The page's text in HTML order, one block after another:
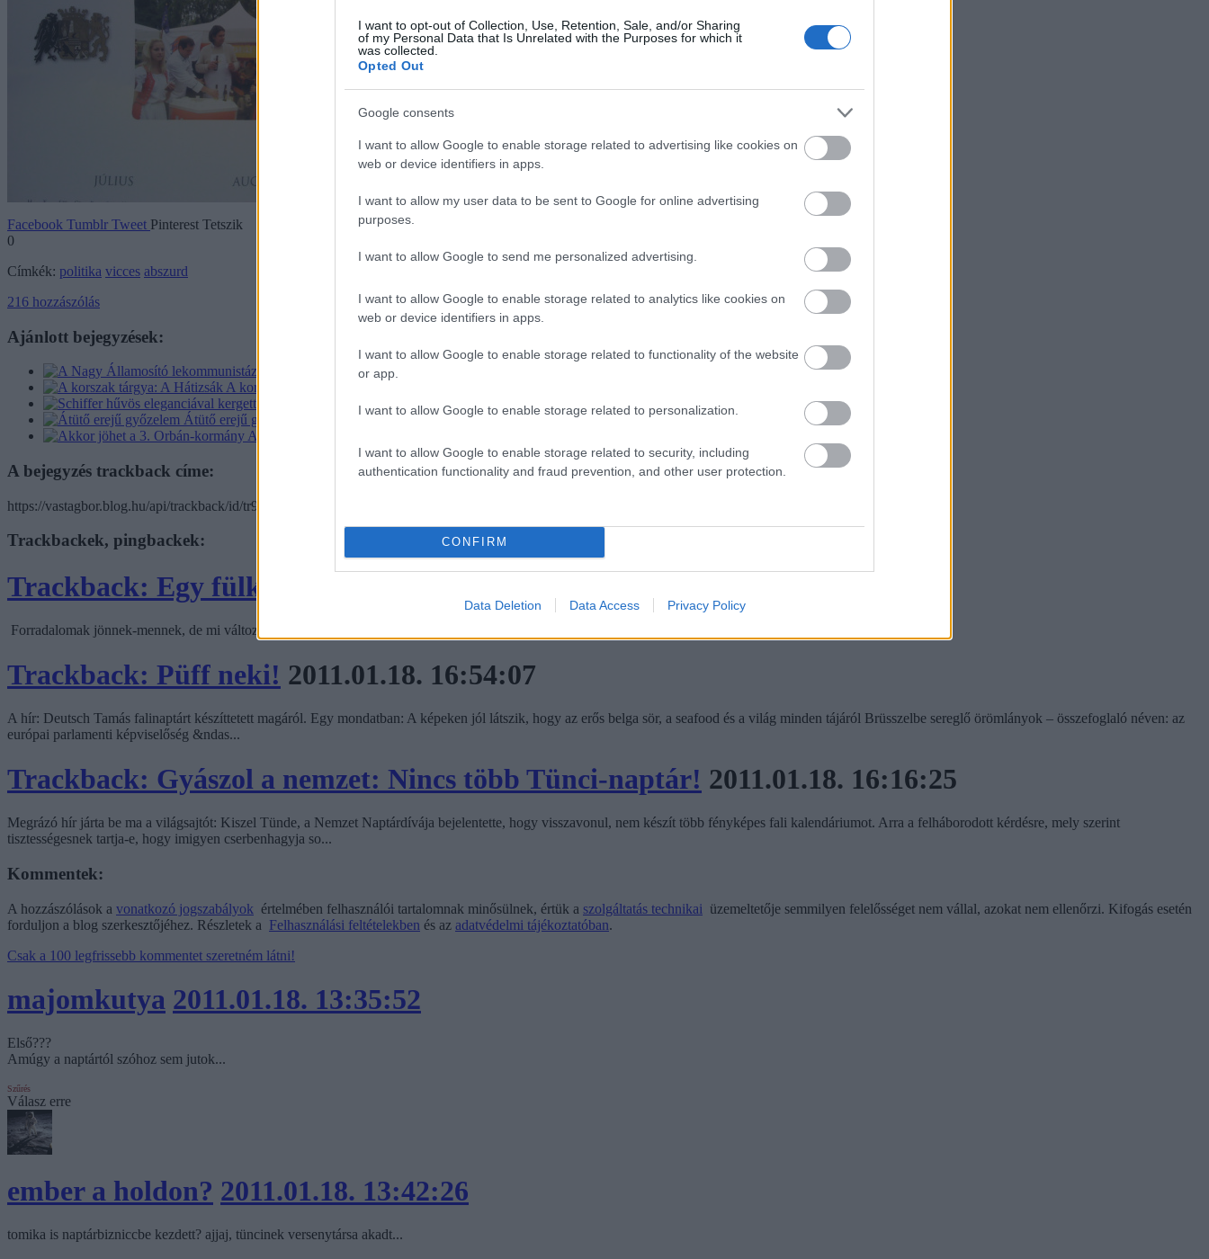
I want to opt-out of Collection, Use, Retention, Sale, and/or Sharing
of my Personal Data that Is Unrelated with the Purposes for which it
was collected.
Opted Out
Google consents
I want to allow Google to enable storage related to advertising like cookies on
web or device identifiers in apps.
I want to allow my user data to be sent to Google for online advertising
purposes.
I want to allow Google to send me personalized advertising.
I want to allow Google to enable storage related to analytics like cookies on
web or device identifiers in apps.
I want to allow Google to enable storage related to functionality of the website
or app.
I want to allow Google to enable storage related to personalization.
I want to allow Google to enable storage related to security, including
authentication functionality and fraud prevention, and other user protection.
CONFIRM
Data Deletion Data Access Privacy Policy
Facebook Tumblr Tweet Pinterest Tetszik
0
Címkék: politika vicces abszurd
216 hozzászólás
Ajánlott bejegyzések:
A Nagy Államosító lekommunistázta a Hír24 újságíróját
A korszak tárgya: A Hátizsák
Schiffer hűvös eleganciával kergette az őrületbe Kálmán Olgát
Átütő erejű győzelem
Akkor jöhet a 3. Orbán-kormány
A bejegyzés trackback címe:
https://vastagbor.blog.hu/api/trackback/id/tr912592717
Trackbackek, pingbackek:
Trackback: Egy fülke forradalom margójára
Forradalomak jönnek-mennek, de mi változik tartósan?
Trackback: Püff neki! 2011.01.18. 16:54:07
A hír: Deutsch Tamás falinaptárt készíttetett magáról. Egy mondatban: A képeken jól látszik, hogy az erős belga sör, a seafood és a világ minden tájáról Brüsszelbe sereglő örömlányok – összefoglaló néven: az
európai parlamenti képviselőség &ndas...
Trackback: Gyászol a nemzet: Nincs több Tünci-naptár! 2011.01.18. 16:16:25
Megrázó hír járta be ma a világsajtót: Kiszel Tünde, a Nemzet Naptárdívája bejelentette, hogy visszavonul, nem készít több fényképes fali kalendáriumot. Arra a felháborodott kérdésre, mely szerint
tisztességesnek tartja-e, hogy imigyen cserbenhagyja so...
Kommentek:
A hozzászólások a vonatkozó jogszabályok értelmében felhasználói tartalomnak minősülnek, értük a szolgáltatás technikai üzemeltetője semmilyen felelősséget nem vállal, azokat nem ellenőrzi. Kifogás esetén
forduljon a blog szerkesztőjéhez. Részletek a Felhasználási feltételekben és az adatvédelmi tájékoztatóban.
Csak a 100 legfrissebb kommentet szeretném látni!
majomkutya 2011.01.18. 13:35:52
Első???
Amúgy a naptártól szóhoz sem jutok...
Szűrés
Válasz erre
ember a holdon? 2011.01.18. 13:42:26
tomika is naptárbizniccbe kezdett? ajjaj, tüncinek versenytársa akadt...